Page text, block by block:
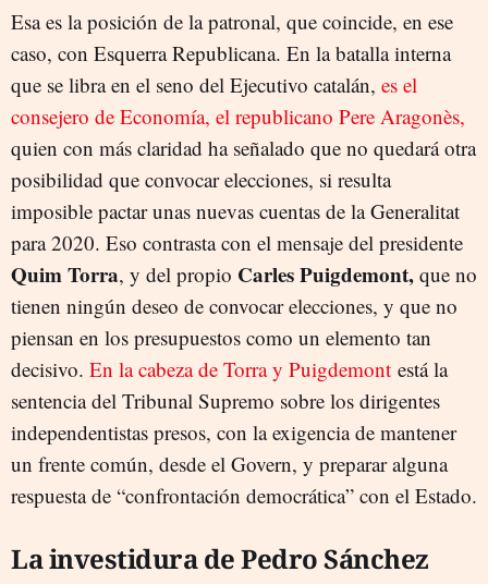
Esa es la posición de la patronal, que coincide, en ese
caso, con Esquerra Republicana. En la batalla interna
que se libra en el seno del Ejecutivo catalán, es el
consejero de Economía, el republicano Pere Aragonès,
quien con más claridad ha señalado que no quedará otra
posibilidad que convocar elecciones, si resulta
imposible pactar unas nuevas cuentas de la Generalitat
para 2020. Eso contrasta con el mensaje del presidente
Quim Torra, y del propio Carles Puigdemont, que no
tienen ningún deseo de convocar elecciones, y que no
piensan en los presupuestos como un elemento tan
decisivo. En la cabeza de Torra y Puigdemont está la
sentencia del Tribunal Supremo sobre los dirigentes
independentistas presos, con la exigencia de mantener
un frente común, desde el Govern, y preparar alguna
respuesta de “confrontación democrática” con el Estado.
La investidura de Pedro Sánchez